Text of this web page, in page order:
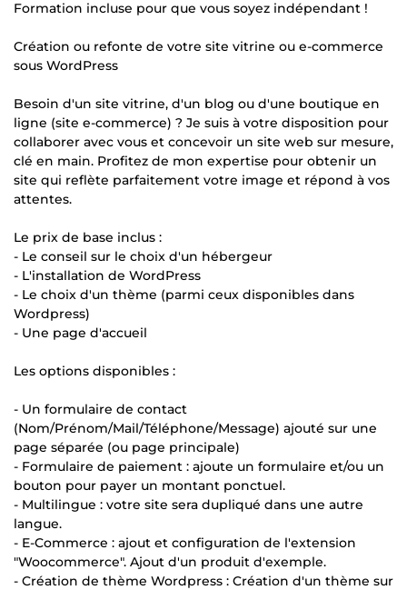
Formation incluse pour que vous soyez indépendant !
Création ou refonte de votre site vitrine ou e-commerce
sous WordPress
Besoin d'un site vitrine, d'un blog ou d'une boutique en
ligne (site e-commerce) ? Je suis à votre disposition pour
collaborer avec vous et concevoir un site web sur mesure,
clé en main. Profitez de mon expertise pour obtenir un
site qui reflète parfaitement votre image et répond à vos
attentes.
Le prix de base inclus :
- Le conseil sur le choix d'un hébergeur
- L'installation de WordPress
- Le choix d'un thème (parmi ceux disponibles dans
Wordpress)
- Une page d'accueil
Les options disponibles :
- Un formulaire de contact
(Nom/Prénom/Mail/Téléphone/Message) ajouté sur une
page séparée (ou page principale)
- Formulaire de paiement : ajoute un formulaire et/ou un
bouton pour payer un montant ponctuel.
- Multilingue : votre site sera dupliqué dans une autre
langue.
- E-Commerce : ajout et configuration de l'extension
"Woocommerce". Ajout d'un produit d'exemple.
- Création de thème Wordpress : Création d'un thème sur